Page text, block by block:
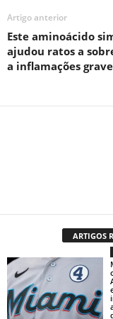
Artigo anterior
Este aminoácido
ajudou ratos a
a inflamações
ARTIGOS